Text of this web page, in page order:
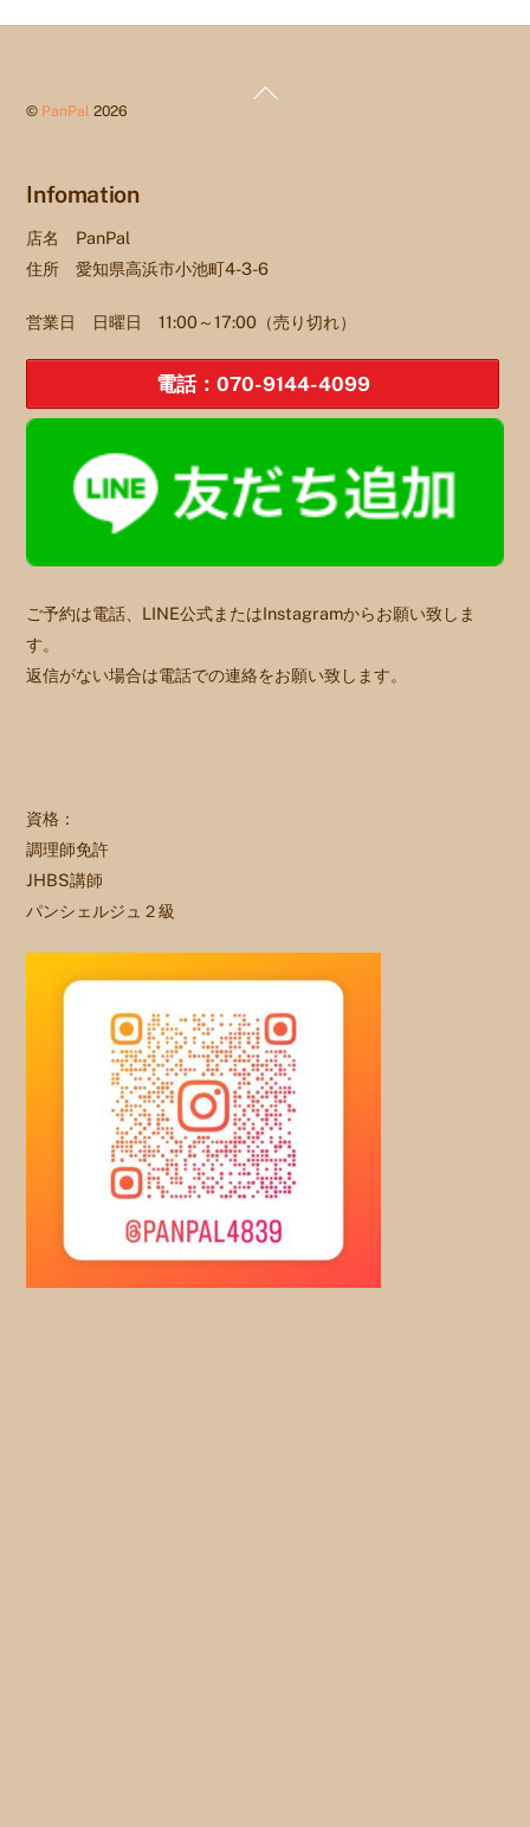
Back
© PanPal 2026
Infomation
店名 PanPal
住所 愛知県高浜市小池町4-3-6
営業日 日曜日 11:00～17:00（売り切れ）
電話：070-9144-4099
ご予約は電話、LINE公式またはInstagramからお願い致しま
す。
返信がない場合は電話での連絡をお願い致します。
資格：
調理師免許
JHBS講師
パンシェルジュ２級